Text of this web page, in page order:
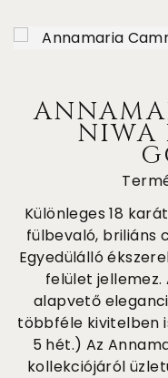
NIWA
Különleges 18
fülbevaló, briliáns
Egyedülálló
felület jellemez.
alapvető
többféle kivitelben
5 hét.) Az
kollekciójáról